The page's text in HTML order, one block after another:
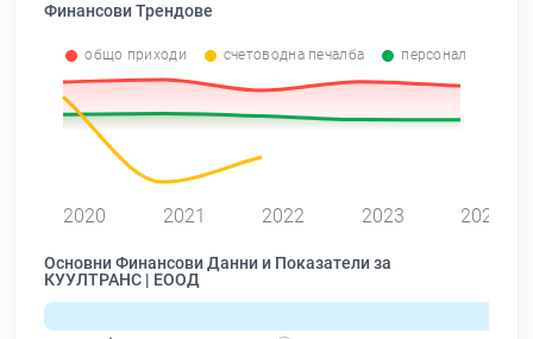
Финансови Трендове
общо приходи счетоводна печалба персонал
2020 2021 2022 2023 2024
Основни Финансови Данни и Показатели за
КУУЛТРАНС | ЕООД